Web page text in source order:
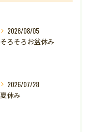
2026/08/05
そろそろお盆休み
2026/07/28
夏休み